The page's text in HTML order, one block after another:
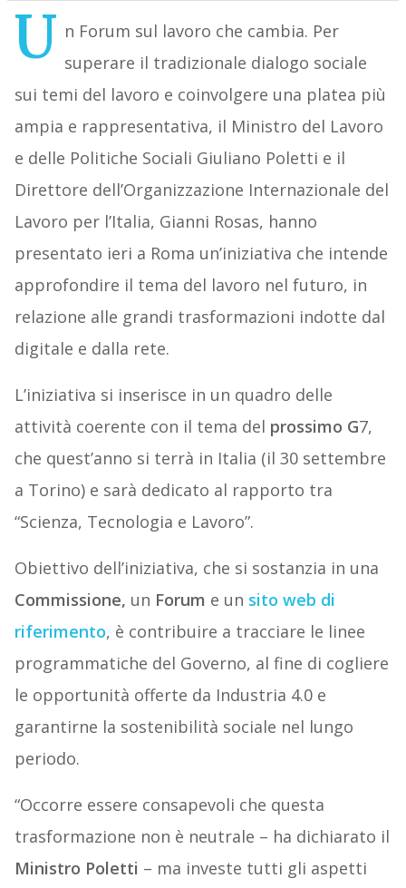
U n Forum sul lavoro che cambia. Per
superare il tradizionale dialogo sociale
sui temi del lavoro e coinvolgere una platea più
ampia e rappresentativa, il Ministro del Lavoro
e delle Politiche Sociali Giuliano Poletti e il
Direttore dell’Organizzazione Internazionale del
Lavoro per l’Italia, Gianni Rosas, hanno
presentato ieri a Roma un’iniziativa che intende
approfondire il tema del lavoro nel futuro, in
relazione alle grandi trasformazioni indotte dal
digitale e dalla rete.
L’iniziativa si inserisce in un quadro delle
attività coerente con il tema del prossimo G7,
che quest’anno si terrà in Italia (il 30 settembre
a Torino) e sarà dedicato al rapporto tra
“Scienza, Tecnologia e Lavoro”.
Obiettivo dell’iniziativa, che si sostanzia in una
Commissione, un Forum e un sito web di
riferimento, è contribuire a tracciare le linee
programmatiche del Governo, al fine di cogliere
le opportunità offerte da Industria 4.0 e
garantirne la sostenibilità sociale nel lungo
periodo.
“Occorre essere consapevoli che questa
trasformazione non è neutrale – ha dichiarato il
Ministro Poletti – ma investe tutti gli aspetti